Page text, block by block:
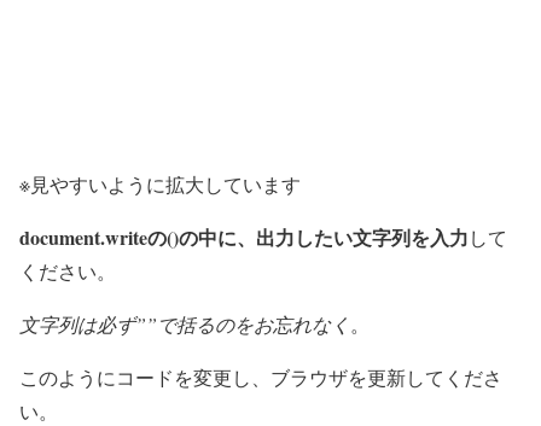
※見やすいように拡大しています
document.writeの()の中に、出力したい文字列を入力して
ください。
文字列は必ず””で括るのをお忘れなく 。
このようにコードを変更し、ブラウザを更新してくださ
い。